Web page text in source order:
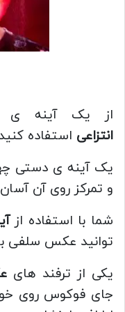
از یک آینه ی
انتزاعی استفاده
یک آینه ی دستی
و تمرکز روی آن
شما با استفاده از
توانید عکس سلفی
یکی از ترفند های
جای فوکوس روی